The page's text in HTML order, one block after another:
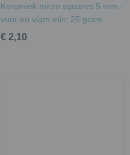
Keramiek micro squares 5 mm -
vuur en vlam mix; 25 gram
€ 2,10